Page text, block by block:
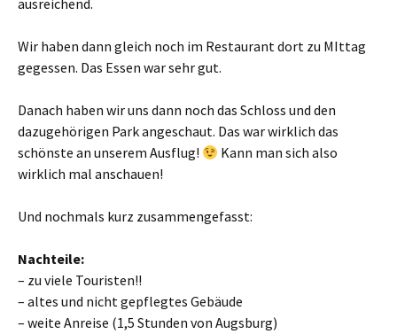
ausreichend.
Wir haben dann gleich noch im Restaurant dort zu MIttag
gegessen. Das Essen war sehr gut.
Danach haben wir uns dann noch das Schloss und den
dazugehörigen Park angeschaut. Das war wirklich das
schönste an unserem Ausflug!
Kann man sich also
wirklich mal anschauen!
Und nochmals kurz zusammengefasst:
Nachteile:
– zu viele Touristen!!
– altes und nicht gepflegtes Gebäude
– weite Anreise (1,5 Stunden von Augsburg)